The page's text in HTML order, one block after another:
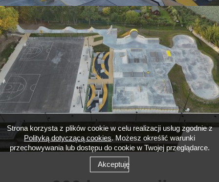
Strona korzysta z plików cookie w celu realizacji usług zgodnie z
Polityką dotyczącą cookies. Możesz określić warunki
przechowywania lub dostępu do cookie w Twojej przeglądarce.
Akceptuję